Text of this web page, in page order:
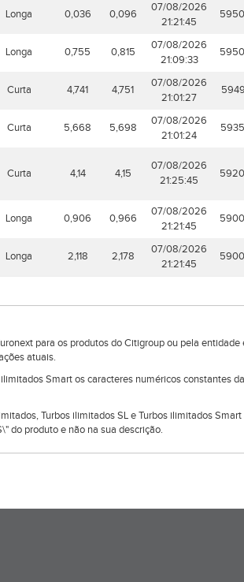
Longa 0,036 0,096
07/08/2026
21:21:45
Longa 0,755 0,815
07/08/2026
21:09:33
Curta 4,741 4,751
07/08/2026
21:01:27
Curta 5,668 5,698
07/08/2026
21:01:24
Curta 4,14 4,15
07/08/2026
21:25:45
Longa 0,906 0,966
07/08/2026
21:21:45
Longa 2,118 2,178
07/08/2026
21:21:45
para os produtos do Citigroup ou pela
atuais.
Smart os caracteres numéricos constantes
Turbos ilimitados SL e Turbos ilimitados
do produto e não na sua descrição.